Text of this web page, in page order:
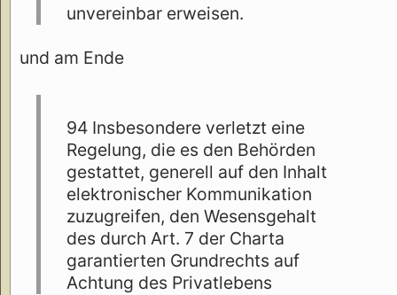
unvereinbar erweisen.
und am Ende
94 Insbesondere verletzt eine
Regelung, die es den Behörden
gestattet, generell auf den Inhalt
elektronischer Kommunikation
zuzugreifen, den Wesensgehalt
des durch Art. 7 der Charta
garantierten Grundrechts auf
Achtung des Privatlebens